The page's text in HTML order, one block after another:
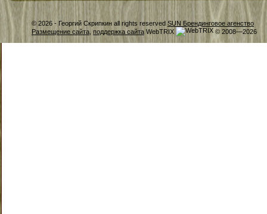
© 2026 - Георгий Скрипкин all rights reserved SUN Брендинговое агенство
Размещение сайта, поддержка сайта WebTRIX © 2008—2026